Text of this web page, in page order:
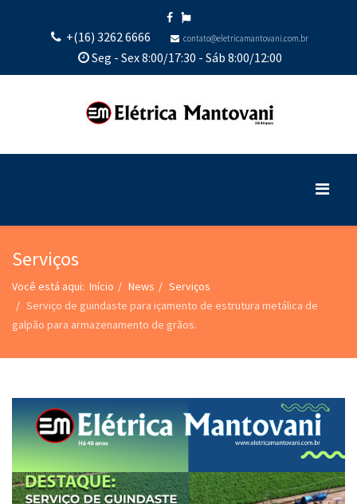
+(16) 3262 6666 contato@eletricamantovani.com.br
Seg - Sex 8:00/17:30 - Sáb 8:00/12:00
Serviços
Você está aqui: Início News
Serviços
Serviço de guindaste para içamento de estrutura metálica de
galpão para armazenamento de grãos.